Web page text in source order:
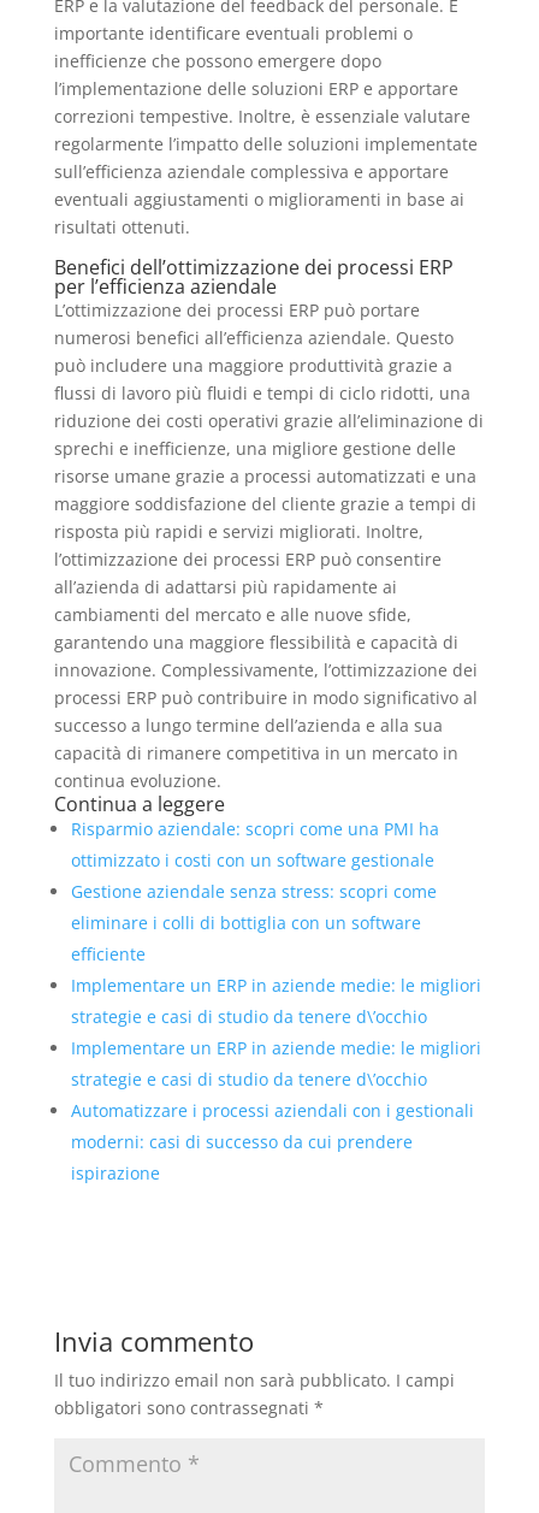
ERP e la valutazione del feedback del personale. È
importante identificare eventuali problemi o
inefficienze che possono emergere dopo
l’implementazione delle soluzioni ERP e apportare
correzioni tempestive. Inoltre, è essenziale valutare
regolarmente l’impatto delle soluzioni implementate
sull’efficienza aziendale complessiva e apportare
eventuali aggiustamenti o miglioramenti in base ai
risultati ottenuti.
Benefici dell’ottimizzazione dei processi ERP
per l’efficienza aziendale
L’ottimizzazione dei processi ERP può portare
numerosi benefici all’efficienza aziendale. Questo
può includere una maggiore produttività grazie a
flussi di lavoro più fluidi e tempi di ciclo ridotti, una
riduzione dei costi operativi grazie all’eliminazione di
sprechi e inefficienze, una migliore gestione delle
risorse umane grazie a processi automatizzati e una
maggiore soddisfazione del cliente grazie a tempi di
risposta più rapidi e servizi migliorati. Inoltre,
l’ottimizzazione dei processi ERP può consentire
all’azienda di adattarsi più rapidamente ai
cambiamenti del mercato e alle nuove sfide,
garantendo una maggiore flessibilità e capacità di
innovazione. Complessivamente, l’ottimizzazione dei
processi ERP può contribuire in modo significativo al
successo a lungo termine dell’azienda e alla sua
capacità di rimanere competitiva in un mercato in
continua evoluzione.
Continua a leggere
Risparmio aziendale: scopri come una PMI ha
ottimizzato i costi con un software gestionale
Gestione aziendale senza stress: scopri come
eliminare i colli di bottiglia con un software
efficiente
Implementare un ERP in aziende medie: le migliori
strategie e casi di studio da tenere d\’occhio
Implementare un ERP in aziende medie: le migliori
strategie e casi di studio da tenere d\’occhio
Automatizzare i processi aziendali con i gestionali
moderni: casi di successo da cui prendere
ispirazione
Invia commento
Il tuo indirizzo email non sarà pubblicato. I campi
obbligatori sono contrassegnati *